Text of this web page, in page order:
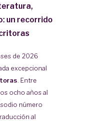
un recorrido
de 2026
excepcional
. Entre
ocho años al
número
al